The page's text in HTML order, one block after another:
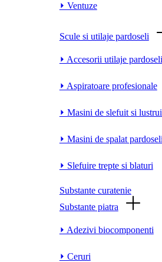
⏵ Ventuze
Scule si utilaje pardoseli
⏵ Accesorii utilaje pardoseli
⏵ Aspiratoare profesionale
⏵ Masini de slefuit si
⏵ Masini de spalat pardoseli
⏵ Slefuire trepte si blaturi
Substante curatenie
Substante piatra
⏵ Adezivi biocomponenti
⏵ Ceruri